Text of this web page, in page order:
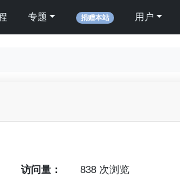
专题 捐赠本站 用户
访问量： 838 次浏览